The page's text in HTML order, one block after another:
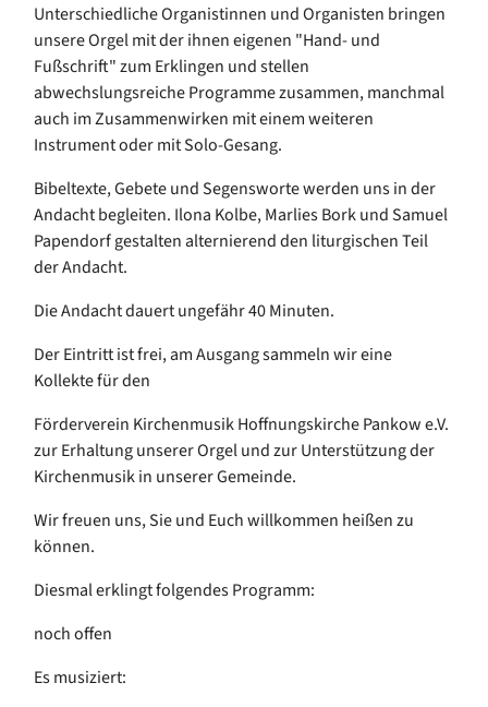
Unterschiedliche Organistinnen und Organisten bringen
unsere Orgel mit der ihnen eigenen "Hand- und
Fußschrift" zum Erklingen und stellen
abwechslungsreiche Programme zusammen, manchmal
auch im Zusammenwirken mit einem weiteren
Instrument oder mit Solo-Gesang.
Bibeltexte, Gebete und Segensworte werden uns in der
Andacht begleiten. Ilona Kolbe, Marlies Bork und Samuel
Papendorf gestalten alternierend den liturgischen Teil
der Andacht.
Die Andacht dauert ungefähr 40 Minuten.
Der Eintritt ist frei, am Ausgang sammeln wir eine
Kollekte für den
Förderverein Kirchenmusik Hoffnungskirche Pankow e.V.
zur Erhaltung unserer Orgel und zur Unterstützung der
Kirchenmusik in unserer Gemeinde.
Wir freuen uns, Sie und Euch willkommen heißen zu
können.
Diesmal erklingt folgendes Programm:
noch offen
Es musiziert: